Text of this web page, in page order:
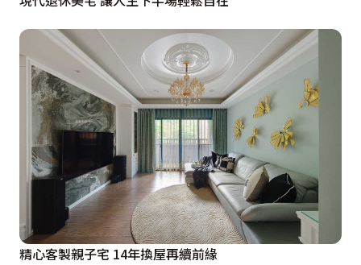
精心客製親子宅 14年換屋再續前緣